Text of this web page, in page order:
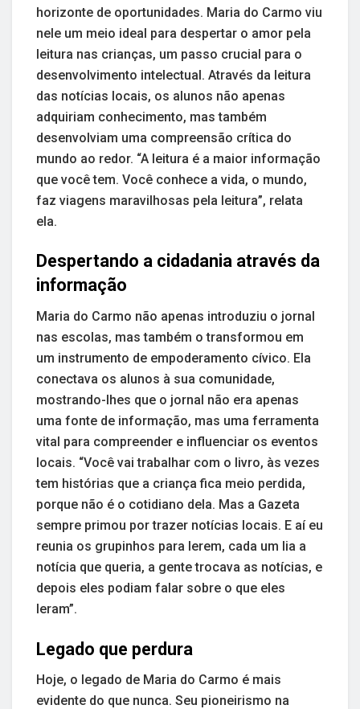
horizonte de oportunidades. Maria do Carmo viu
nele um meio ideal para despertar o amor pela
leitura nas crianças, um passo crucial para o
desenvolvimento intelectual. Através da leitura
das notícias locais, os alunos não apenas
adquiriam conhecimento, mas também
desenvolviam uma compreensão crítica do
mundo ao redor. “A leitura é a maior informação
que você tem. Você conhece a vida, o mundo,
faz viagens maravilhosas pela leitura”, relata
ela.
Despertando a cidadania através da
informação
Maria do Carmo não apenas introduziu o jornal
nas escolas, mas também o transformou em
um instrumento de empoderamento cívico. Ela
conectava os alunos à sua comunidade,
mostrando-lhes que o jornal não era apenas
uma fonte de informação, mas uma ferramenta
vital para compreender e influenciar os eventos
locais. “Você vai trabalhar com o livro, às vezes
tem histórias que a criança fica meio perdida,
porque não é o cotidiano dela. Mas a Gazeta
sempre primou por trazer notícias locais. E aí eu
reunia os grupinhos para lerem, cada um lia a
notícia que queria, a gente trocava as notícias, e
depois eles podiam falar sobre o que eles
leram”.
Legado que perdura
Hoje, o legado de Maria do Carmo é mais
evidente do que nunca. Seu pioneirismo na